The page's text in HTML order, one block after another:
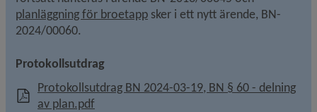
planläggning för broetapp sker i ett nytt ärende, BN-
2024/00060.
Protokollsutdrag
Protokollsutdrag BN 2024-03-19, BN § 60 - delning
av plan.pdf, 1.1 MB, öppnas i nytt fönster.